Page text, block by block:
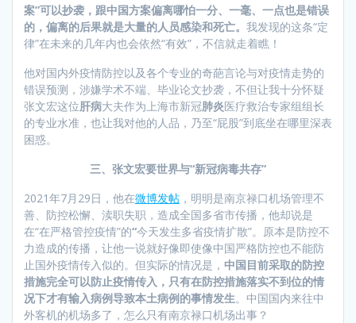
案”可以抄袭，跟中国方案偏离哪怕一分、一毫、一点也是错误
的，偏离的后果就是大量的人员感染和死亡。 我发现的这条“定
律”在未来的几年内也会依然“有效”，不信就走着瞧！
他对国内外疫情防控以及各个专业的奇葩言论与对疫情走势的
错误预测，涉嫌学术不端、毕业论文抄袭，不但让我十分怀疑
张文宏这位肝病大夫作为上海市新冠肺炎医疗救治专家组组长
的专业水准，也让我对他的人品，乃至“屁股”到底坐在哪里深表
困惑。
三、张文宏要世界与“新冠病毒共存”
2021年7月29日，他在微博发帖 ，明明是南京禄口机场管理不
善、防控松懈、渎职失职，造成全国多省市传播，他却说是
在“在严格管控疫情”的“今天发生多省疫情扩散”。原本是防控不
力造成的传播，让他一说就好像即使像中国严格防控也不能防
止国外疫情传入似的。但实际的情况是， 中国目前采取的防控
措施完全可以防止疫情传入，只有在防控措施落实不到位的情
况下才有输入病例导致本土病例的事情发生。中国国内来往中
外客机的机场多了，怎么只有南京禄口机场出事？